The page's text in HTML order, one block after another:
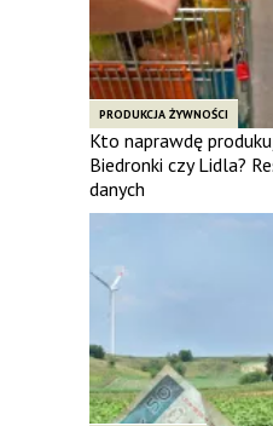
PRODUKCJA ŻYWNOŚCI
Kto naprawdę
Biedronki czy Lidla?
danych